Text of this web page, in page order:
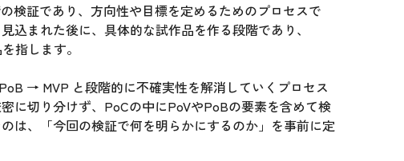
検証であり、方向性や目標を定めるためのプロセスで
込まれた後に、具体的な試作品を作る段階であり、
指します。
→ MVP と段階的に不確実性を解消していくプロセス
に切り分けず、PoCの中にPoVやPoBの要素を含めて検
は、「今回の検証で何を明らかにするのか」を事前に定